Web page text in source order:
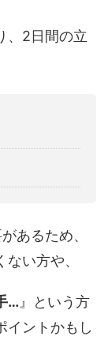
、2日間の立
あるため、
い方や、
… 』という方
イントかもし